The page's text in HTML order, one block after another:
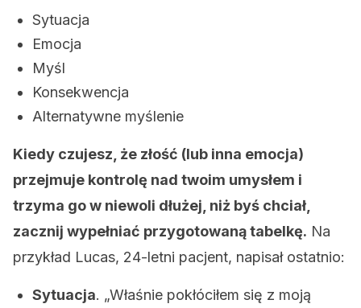
Sytuacja
Emocja
Myśl
Konsekwencja
Alternatywne myślenie
Kiedy czujesz, że złość (lub inna emocja)
przejmuje kontrolę nad twoim umysłem i
trzyma go w niewoli dłużej, niż byś chciał,
zacznij wypełniać przygotowaną tabelkę. Na
przykład Lucas, 24-letni pacjent, napisał ostatnio:
Sytuacja. „Właśnie pokłóciłem się z moją